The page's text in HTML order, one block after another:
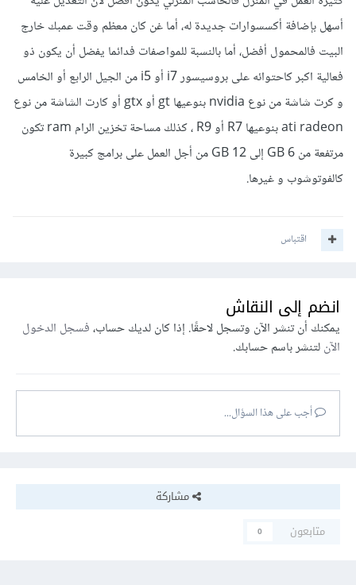
أسهل بإضافة أكسسوارات جديدة له، أما غن كان معظم وقت عمبك خارج
البيت فالمحمول أفضل، أما بالنسبة للمواصفات فدائما يفضل أن يكون ذو
فعالية اكبر كاحتوائه على بروسيسور i7 أو i5 من الجيل الرابع أو الخامس
و كرت شاشة من نوع nvidia بنوعيها gt أو gtx أو كارت الشاشة من نوع
ati radeon بنوعيها R7 أو R9 ، كذلك مساحة تخزين الرام ram تكون
مرتفعة من 6 GB إلى 12 GB من أجل العمل على برامج كبيرة
كالفوتوشوب و غيرها.
اقتباس
انضم إلى النقاش
يمكنك أن تنشر الآن وتسجل لاحقًا. إذا كان لديك حساب،فسجل الدخول
الآنلتنشر باسم حسابك.
أجب على هذا السؤال...
مشاركة
متابعون
0